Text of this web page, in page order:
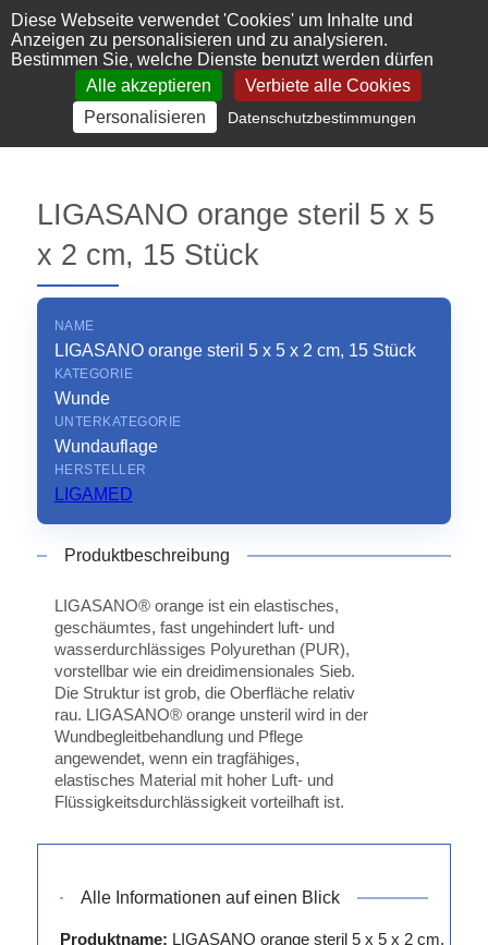
Cookie-Einstellungen
Diese Webseite verwendet 'Cookies' um Inhalte und
Anzeigen zu personalisieren und zu analysieren.
Bestimmen Sie, welche Dienste benutzt werden dürfen
Alle akzeptieren
Verbiete alle Cookies
Personalisieren
Datenschutzbestimmungen
LIGASANO orange steril 5 x 5
x 2 cm, 15 Stück
NAME
LIGASANO orange steril 5 x 5 x 2 cm, 15 Stück
KATEGORIE
Wunde
UNTERKATEGORIE
Wundauflage
HERSTELLER
LIGAMED
Produktbeschreibung
LIGASANO® orange ist ein elastisches,
geschäumtes, fast ungehindert luft- und
wasserdurchlässiges Polyurethan (PUR),
vorstellbar wie ein dreidimensionales Sieb.
Die Struktur ist grob, die Oberfläche relativ
rau. LIGASANO® orange unsteril wird in der
Wundbegleitbehandlung und Pflege
angewendet, wenn ein tragfähiges,
elastisches Material mit hoher Luft- und
Flüssigkeitsdurchlässigkeit vorteilhaft ist.
Alle Informationen auf einen Blick
Produktname: LIGASANO orange steril 5 x 5 x 2 cm,